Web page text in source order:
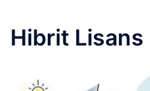
Hibrit Lisans